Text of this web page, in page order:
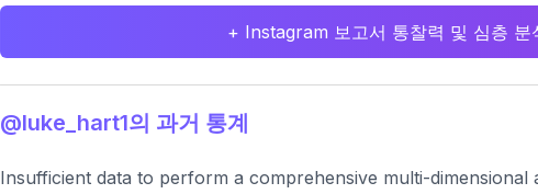
+ Instagram 보고서 통찰력 및 심층 분
@luke_hart1의 과거 통계
Insufficient data to perform a comprehensive multi-dimensional